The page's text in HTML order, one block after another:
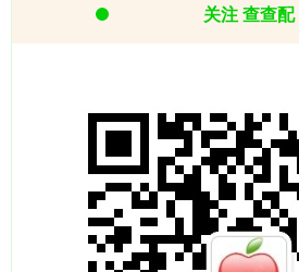
关注 查查配